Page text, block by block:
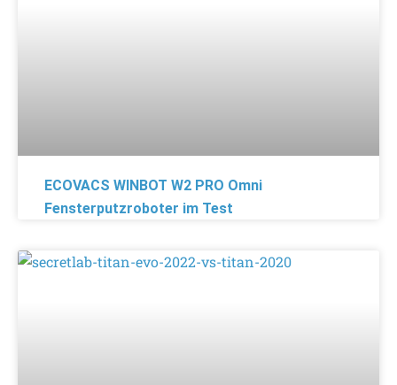
ECOVACS WINBOT W2 PRO Omni
Fensterputzroboter im Test